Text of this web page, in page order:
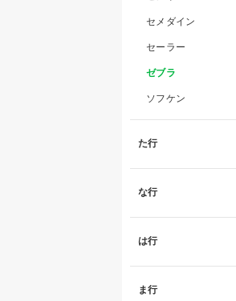
セメダイン
セーラー
ゼブラ
ソフケン
た行
な行
は行
ま行